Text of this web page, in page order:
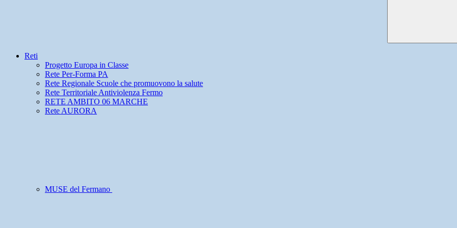
Reti
Progetto Europa in Classe
Rete Per-Forma PA
Rete Regionale Scuole che promuovono la salute
Rete Territoriale Antiviolenza Fermo
RETE AMBITO 06 MARCHE
Rete AURORA
MUSE del Fermano